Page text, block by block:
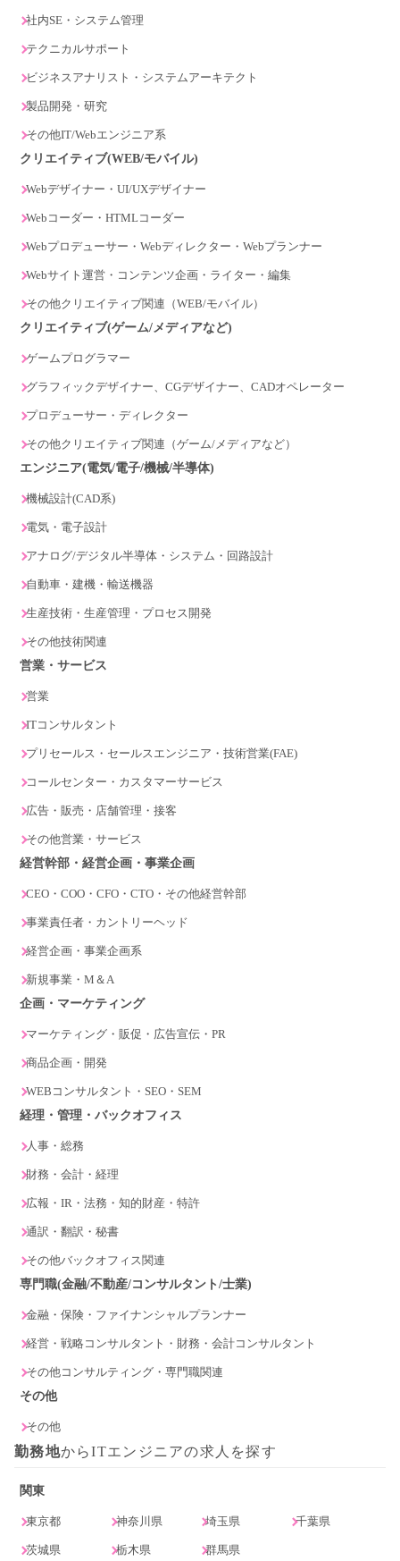
社内SE・システム管理
テクニカルサポート
ビジネスアナリスト・システムアーキテクト
製品開発・研究
その他IT/Webエンジニア系
クリエイティブ(WEB/モバイル)
Webデザイナー・UI/UXデザイナー
Webコーダー・HTMLコーダー
Webプロデューサー・Webディレクター・Webプランナー
Webサイト運営・コンテンツ企画・ライター・編集
その他クリエイティブ関連（WEB/モバイル）
クリエイティブ(ゲーム/メディアなど)
ゲームプログラマー
グラフィックデザイナー、CGデザイナー、CADオペレーター
プロデューサー・ディレクター
その他クリエイティブ関連（ゲーム/メディアなど）
エンジニア(電気/電子/機械/半導体)
機械設計(CAD系)
電気・電子設計
アナログ/デジタル半導体・システム・回路設計
自動車・建機・輸送機器
生産技術・生産管理・プロセス開発
その他技術関連
営業・サービス
営業
ITコンサルタント
プリセールス・セールスエンジニア・技術営業(FAE)
コールセンター・カスタマーサービス
広告・販売・店舗管理・接客
その他営業・サービス
経営幹部・経営企画・事業企画
CEO・COO・CFO・CTO・その他経営幹部
事業責任者・カントリーヘッド
経営企画・事業企画系
新規事業・M＆A
企画・マーケティング
マーケティング・販促・広告宣伝・PR
商品企画・開発
WEBコンサルタント・SEO・SEM
経理・管理・バックオフィス
人事・総務
財務・会計・経理
広報・IR・法務・知的財産・特許
通訳・翻訳・秘書
その他バックオフィス関連
専門職(金融/不動産/コンサルタント/士業)
金融・保険・ファイナンシャルプランナー
経営・戦略コンサルタント・財務・会計コンサルタント
その他コンサルティング・専門職関連
その他
その他
勤務地からITエンジニアの求人を探す
関東
東京都 神奈川県 埼玉県 千葉県
茨城県 栃木県 群馬県